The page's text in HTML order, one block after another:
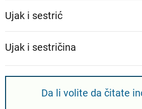
Ujak i sestrić
Ujak i sestričina
Da li volite da čitate